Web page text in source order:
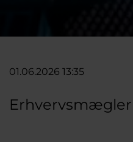
01.06.2026 13:35
Erhvervsmægler